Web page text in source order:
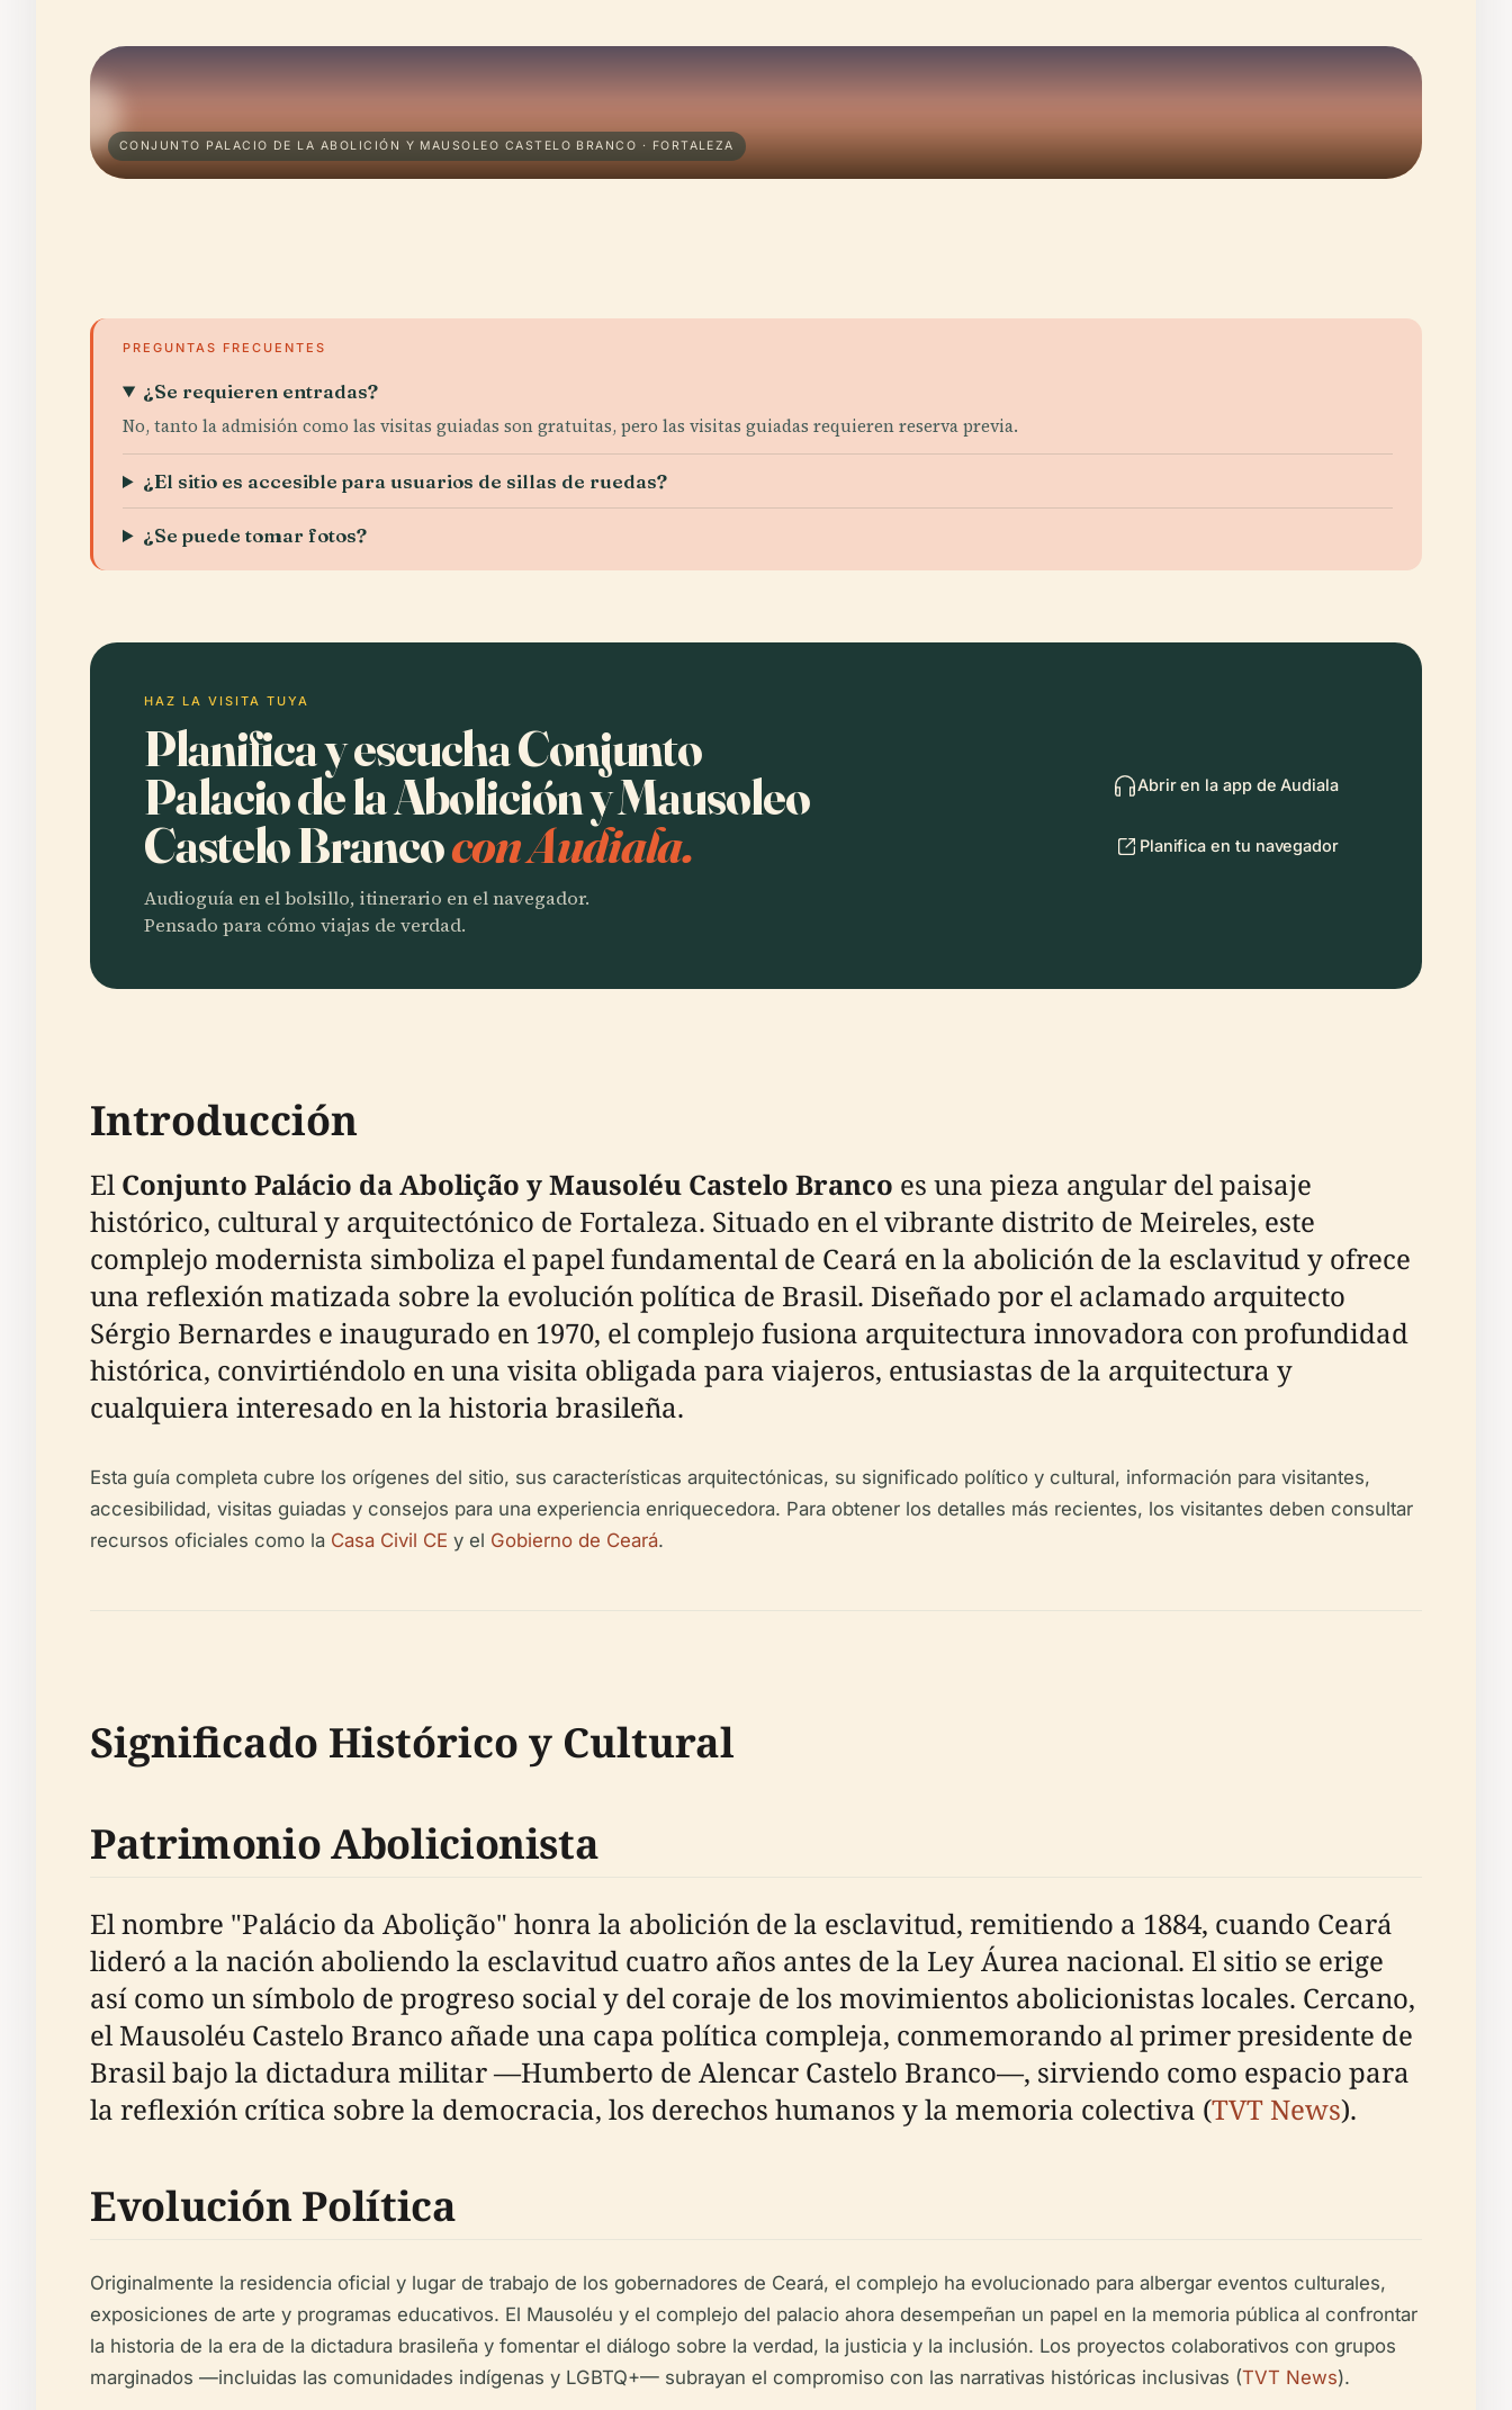
CONJUNTO PALACIO DE LA ABOLICIÓN Y MAUSOLEO CASTELO BRANCO · FORTALEZA
PREGUNTAS FRECUENTES
¿Se requieren entradas?
No, tanto la admisión como las visitas guiadas son gratuitas, pero las visitas guiadas requieren reserva previa.
¿El sitio es accesible para usuarios de sillas de ruedas?
¿Se puede tomar fotos?
HAZ LA VISITA TUYA
Planifica y escucha Conjunto
Palacio de la Abolición y Mausoleo
Castelo Brancocon Audiala.
Audioguía en el bolsillo, itinerario en el navegador.
Pensado para cómo viajas de verdad.
Abrir en la app de Audiala
Planifica en tu navegador
Introducción
ElConjunto Palácio da Abolição y Mausoléu Castelo Branco es una pieza angular del paisaje
histórico, cultural y arquitectónico de Fortaleza. Situado en el vibrante distrito de Meireles, este
complejo modernista simboliza el papel fundamental de Ceará en la abolición de la esclavitud y ofrece
una reflexión matizada sobre la evolución política de Brasil. Diseñado por el aclamado arquitecto
Sérgio Bernardes e inaugurado en 1970, el complejo fusiona arquitectura innovadora con profundidad
histórica, convirtiéndolo en una visita obligada para viajeros, entusiastas de la arquitectura y
cualquiera interesado en la historia brasileña.
Esta guía completa cubre los orígenes del sitio, sus características arquitectónicas, su significado político y cultural, información para visitantes,
accesibilidad, visitas guiadas y consejos para una experiencia enriquecedora. Para obtener los detalles más recientes, los visitantes deben consultar
recursos oficiales como la Casa Civil CE y el Gobierno de Ceará.
Significado Histórico y Cultural
Patrimonio Abolicionista
El nombre "Palácio da Abolição" honra la abolición de la esclavitud, remitiendo a 1884, cuando Ceará
lideró a la nación aboliendo la esclavitud cuatro años antes de la Ley Áurea nacional. El sitio se erige
así como un símbolo de progreso social y del coraje de los movimientos abolicionistas locales. Cercano,
el Mausoléu Castelo Branco añade una capa política compleja, conmemorando al primer presidente de
Brasil bajo la dictadura militar —Humberto de Alencar Castelo Branco—, sirviendo como espacio para
la reflexión crítica sobre la democracia, los derechos humanos y la memoria colectiva (TVT News).
Evolución Política
Originalmente la residencia oficial y lugar de trabajo de los gobernadores de Ceará, el complejo ha evolucionado para albergar eventos culturales,
exposiciones de arte y programas educativos. El Mausoléu y el complejo del palacio ahora desempeñan un papel en la memoria pública al confrontar
la historia de la era de la dictadura brasileña y fomentar el diálogo sobre la verdad, la justicia y la inclusión. Los proyectos colaborativos con grupos
marginados —incluidas las comunidades indígenas y LGBTQ+— subrayan el compromiso con las narrativas históricas inclusivas (TVT News).